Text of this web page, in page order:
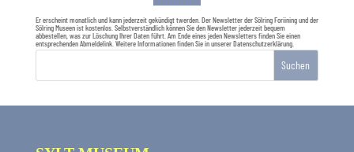
Er erscheint monatlich und kann jederzeit gekündigt twerden. Der Newsletter der Sölring Foriining und der
Sölring Museen ist kostenlos. Selbstverständlich können Sie den Newsletter jederzeit bequem
abbestellen, was zur Löschung Ihrer Daten führt. Am Ende eines jeden Newsletters finden Sie einen
entsprechenden Abmeldelink. Weitere Informationen finden Sie in unsererDatenschutzerklärung.
Suchen